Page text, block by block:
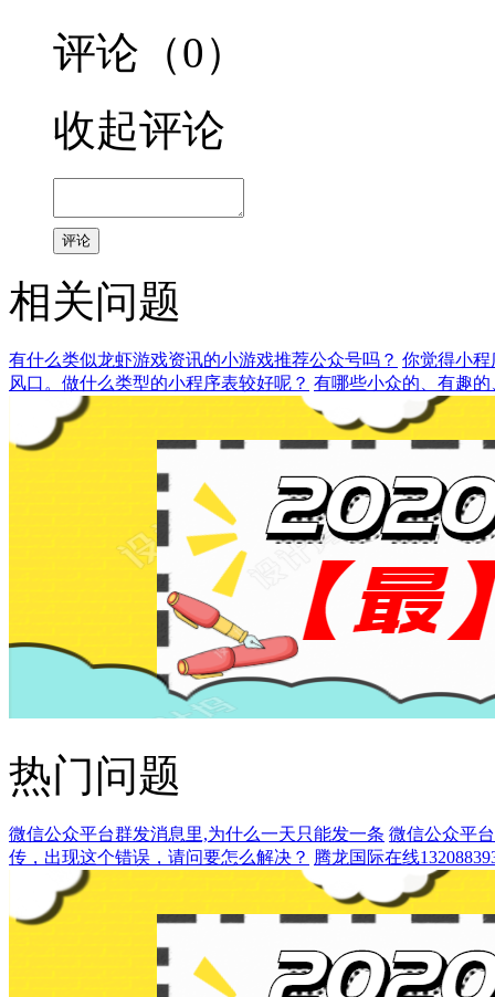
评论（0）
收起评论
评论
相关问题
有什么类似龙虾游戏资讯的小游戏推荐公众号吗？ 你觉得小
风口。做什么类型的小程序表较好呢？ 有哪些小众的、有趣
热门问题
微信公众平台群发消息里,为什么一天只能发一条 微信公众平
传，出现这个错误，请问要怎么解决？ 腾龙国际在线